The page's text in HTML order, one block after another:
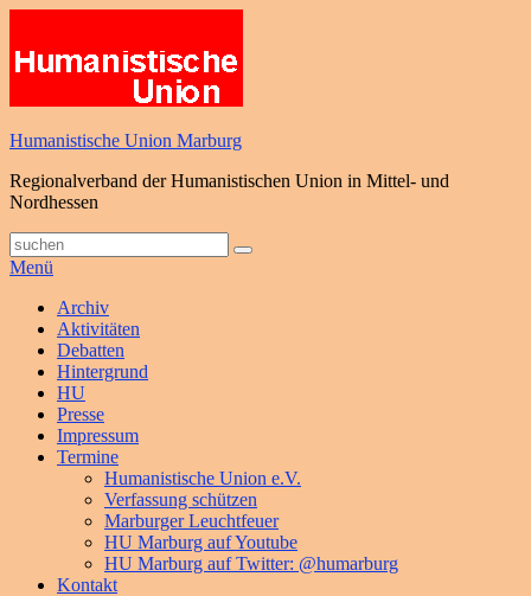
springen
Humanistische Union Marburg
Regionalverband der Humanistischen Union in Mittel- und
Nordhessen
Suche
nach:
Suchen
Menü
Primäres
Menü
Archiv
Aktivitäten
Debatten
Hintergrund
HU
Presse
Impressum
Termine
Humanistische Union e.V.
Verfassung schützen
Marburger Leuchtfeuer
HU Marburg auf Youtube
HU Marburg auf Twitter: @humarburg
Kontakt